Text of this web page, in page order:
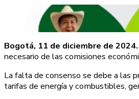
Bogotá, 11 de diciembre de 2024.
necesario de las comisiones
La falta de consenso se debe a las
tarifas de energía y combustibles,